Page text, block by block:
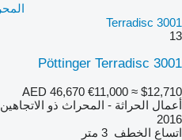
Terradisc 3001
13
Pöttinger Terradisc 3001
AED 46,670 €11,000 ≈ $12,710
أعمال الحراثة - المحراث ذو الاتجاهين
2016
اتساع الخطف 3 متر